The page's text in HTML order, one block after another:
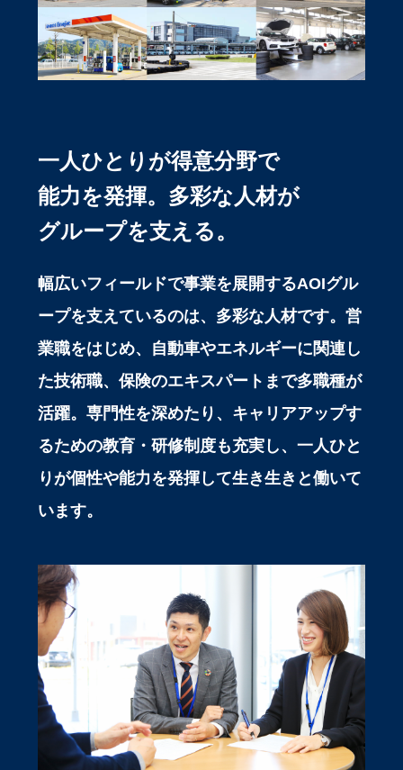
一人ひとりが得意分野で
能力を発揮。多彩な人材が
グループを支える。
幅広いフィールドで事業を展開するAOIグル
ープを支えているのは、多彩な人材です。営
業職をはじめ、自動車やエネルギーに関連し
た技術職、保険のエキスパートまで多職種が
活躍。専門性を深めたり、キャリアアップす
るための教育・研修制度も充実し、一人ひと
りが個性や能力を発揮して生き生きと働いて
います。